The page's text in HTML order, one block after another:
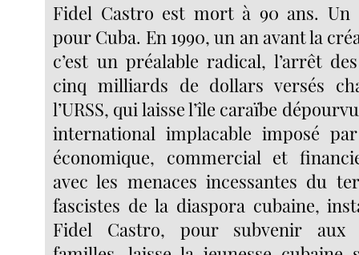
Fidel Castro est mort à 90 ans. Un
pour Cuba. En 1990, un an avant la
c’est un préalable radical, l’arrêt
cinq milliards de dollars versés
l’URSS, qui laisse l’île caraïbe
international implacable imposé
économique, commercial et
avec les menaces incessantes du
fascistes de la diaspora cubaine,
Fidel Castro, pour subvenir aux